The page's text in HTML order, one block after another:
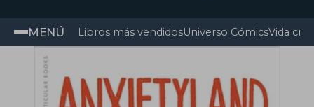
MENÚ Libros más vendidosUniverso CómicsVida